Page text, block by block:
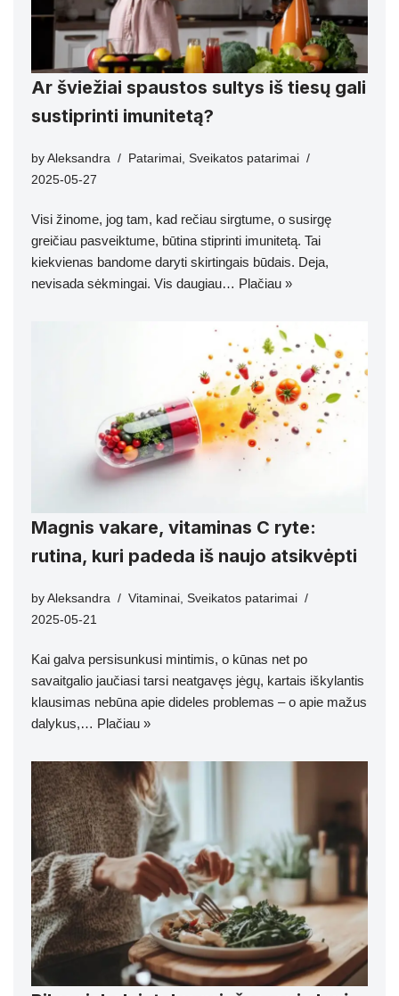
Ar šviežiai spaustos sultys iš tiesų gali
sustiprinti imunitetą?
by Aleksandra Patarimai, Sveikatos patarimai
2025-05-27
Visi žinome, jog tam, kad rečiau sirgtume, o susirgę
greičiau pasveiktume, būtina stiprinti imunitetą. Tai
kiekvienas bandome daryti skirtingais būdais. Deja,
nevisada sėkmingai. Vis daugiau… Plačiau »
Magnis vakare, vitaminas C ryte:
rutina, kuri padeda iš naujo atsikvėpti
by Aleksandra Vitaminai Sveikatos patarimai
2025-05-21
Kai galva persisunkusi mintimis, o kūnas net po
savaitgalio jaučiasi tarsi neatgavęs jėgų, kartais iškylantis
klausimas nebūna apie dideles problemas – o apie mažus
dalykus,… Plačiau »